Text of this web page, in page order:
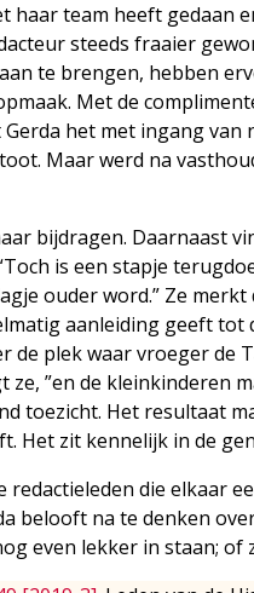
haar team heeft gedaan
steeds fraaier
te brengen, hebben
Met de
het met ingang van
Maar werd na
bijdragen. Daarnaast
is een stapje
ouder word.” Ze
aanleiding geeft tot
de plek waar vroeger de
ze, ”en de kleinkinderen
toezicht. Het resultaat
Het zit kennelijk in de
redactieleden die elkaar
belooft na te denken
even lekker in staan;